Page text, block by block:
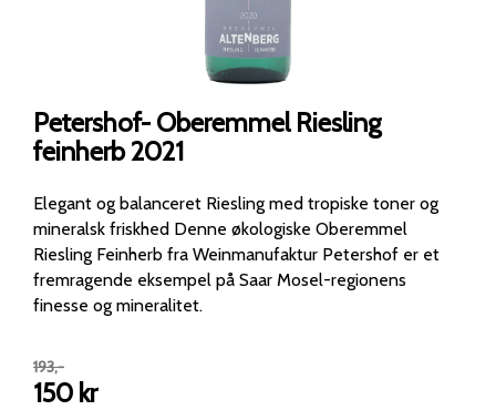
Petershof- Oberemmel Riesling
feinherb 2021
Elegant og balanceret Riesling med tropiske toner og
mineralsk friskhed Denne økologiske Oberemmel
Riesling Feinherb fra Weinmanufaktur Petershof er et
fremragende eksempel på Saar Mosel-regionens
finesse og mineralitet.
193,-
150 kr